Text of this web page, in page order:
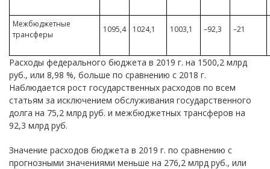
Межбюджетные
трансферы
1095,4 1024,1 1003,1 –92,3 –21
Расходы федерального бюджета в 2019 г. на 1500,2 млрд
руб., или 8,98 %, больше по сравнению с 2018 г.
Наблюдается рост государственных расходов по всем
статьям за исключением обслуживания государственного
долга на 75,2 млрд руб. и межбюджетных трансферов на
92,3 млрд руб.
Значение расходов бюджета в 2019 г. по сравнению с
прогнозными значениями меньше на 276,2 млрд руб., или